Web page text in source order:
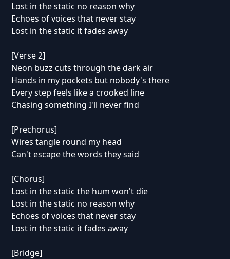
Lost in the static no reason why
Echoes of voices that never stay
Lost in the static it fades away
[Verse 2]
Neon buzz cuts through the dark air
Hands in my pockets but nobody's there
Every step feels like a crooked line
Chasing something I'll never find
[Prechorus]
Wires tangle round my head
Can't escape the words they said
[Chorus]
Lost in the static the hum won't die
Lost in the static no reason why
Echoes of voices that never stay
Lost in the static it fades away
[Bridge]